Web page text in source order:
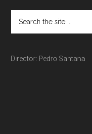
Director: Pedro Santana